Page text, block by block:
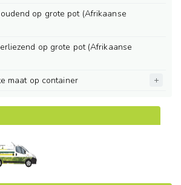
op grote pot (Afrikaanse
op grote pot (Afrikaanse
maat op container